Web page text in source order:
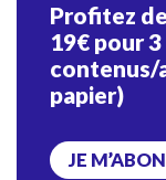
Profitez
19€ pour
contenus/
papier)
JE